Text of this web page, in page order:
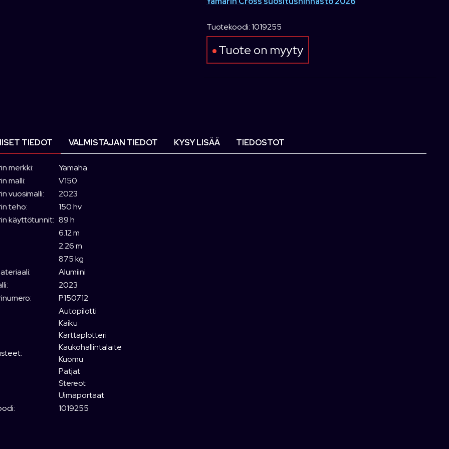
Tuotekoodi: 1019255
Tuote on myyty
TIEDOT VALMISTAJAN TIEDOT KYSY LISÄÄ TIEDOSTOT
merkki:
Yamaha
malli:
V150
vuosimalli:
2023
teho:
150 hv
käyttötunnit: 89 h
6.12 m
2.26 m
875 kg
Alumiini
2023
P150712
Autopilotti
Kaiku
Karttaplotteri
Kaukohallintalaite
Kuomu
Patjat
Stereot
Uimaportaat
1019255